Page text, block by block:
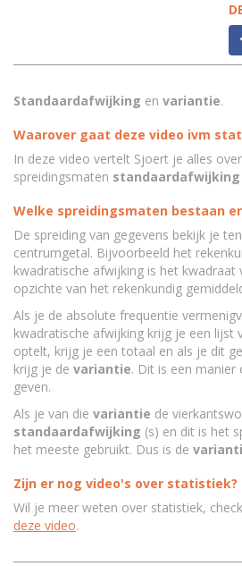
Standaardafwijking en variantie.
Waarover gaat deze video ivm
In deze video vertelt Sjoert je alles
spreidingsmaten standaardafwijking
Welke spreidingsmaten bestaan
De spreiding van gegevens bekijk je
centrumgetal. Bijvoorbeeld het
kwadratische afwijking is het kwadraat
opzichte van het rekenkundig
Als je de absolute frequentie
kwadratische afwijking krijg je een lijst
optelt, krijg je een totaal en als je dit
krijg je de variantie. Dit is een manier
geven.
Als je van die variantie de
standaardafwijking (s) en dit is het
het meeste gebruikt. Dus is de
Zijn er nog video's over statistiek?
Wil je meer weten over statistiek,
deze video.